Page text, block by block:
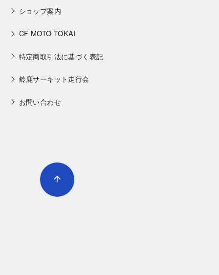
ショップ案内
CF MOTO TOKAI
特定商取引法に基づく表記
鈴鹿サーキット走行会
お問い合わせ